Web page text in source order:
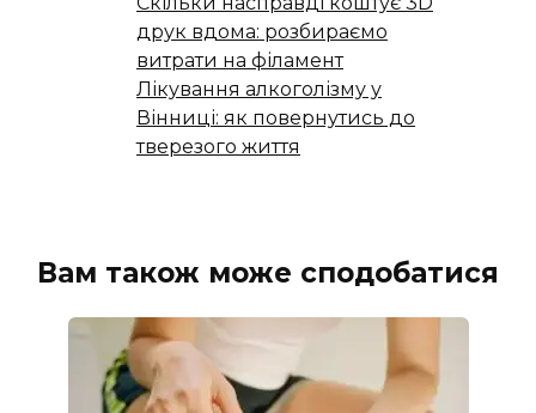
друк вдома: розбираємо
витрати на філамент
Лікування алкоголізму у
Вінниці: як повернутись до
тверезого життя
Вам також може сподобатися